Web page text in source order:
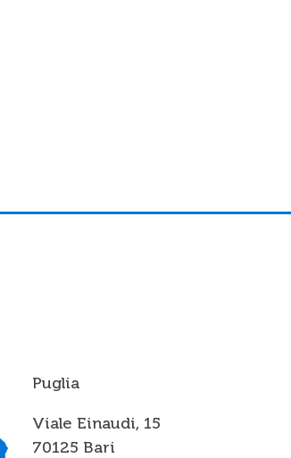
Puglia
Viale Einaudi, 15
70125 Bari